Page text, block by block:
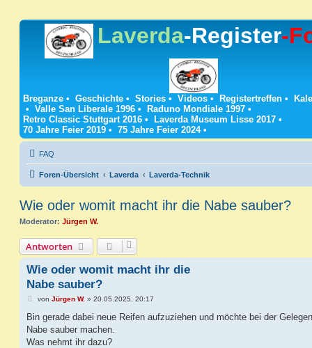
Laverda-Register-
Breganze • Geschichte • Stories • Videos • Registertreffen •
• Valle San Liberale 1996 • Raduno Mondiale 1997 •
Retro Classic Stuttgart 2016 • Laverda Museum Lisse 2017 •
70 Jahre Feier 2019 • 75 Jahre Feier 2024•
FAQ
Foren-Übersicht Laverda Laverda-Technik
Wie oder womit macht ihr die Nabe sauber?
Moderator: Jürgen W.
Antworten
Wie oder womit macht ihr die
Nabe sauber?
B
i
r
a
von Jürgen W. » 20.05.2025, 20:17
Bin gerade dabei neue Reifen aufzuziehen und möchte bei der
Nabe sauber machen.
Was nehmt ihr dazu?